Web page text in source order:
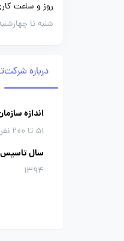
روز و ساعت
شنبه تا چهارشنبه 8تا 17:30 پنج شنبه اضافه
درباره شرکت
اندازه
51 تا 200 نفر
سال تاسیس
1394